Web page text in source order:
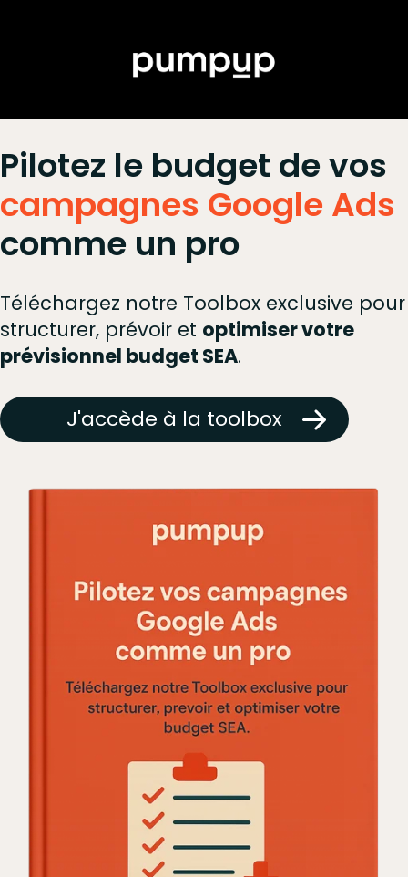
Pilotez le budget de vos
campagnes Google Ads
comme un pro
Téléchargez notre Toolbox exclusive pour
structurer, prévoir et optimiser votre
prévisionnel budget SEA.
J'accède à la toolbox